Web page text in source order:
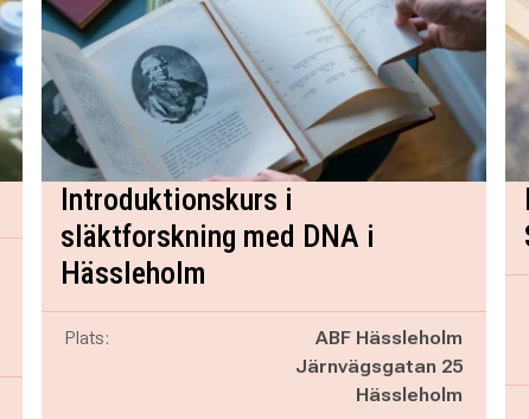
Introduktionskurs i
släktforskning med DNA i
Hässleholm
Plats:
ABF Hässleholm
Järnvägsgatan 25
Hässleholm